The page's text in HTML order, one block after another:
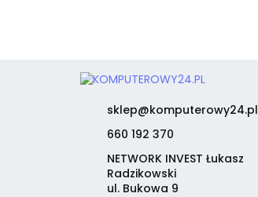
NETWORK INVEST Łukasz
Radzikowski
ul. Bukowa 9
sklep@komputerowy24.pl
660 192 370